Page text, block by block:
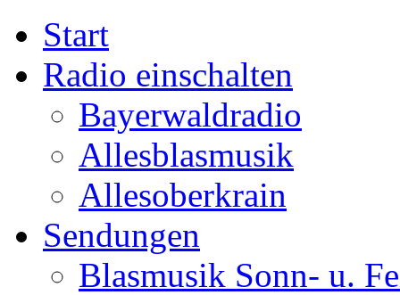
Start
Radio einschalten
Bayerwaldradio
Allesblasmusik
Allesoberkrain
Sendungen
Blasmusik Sonn- u.